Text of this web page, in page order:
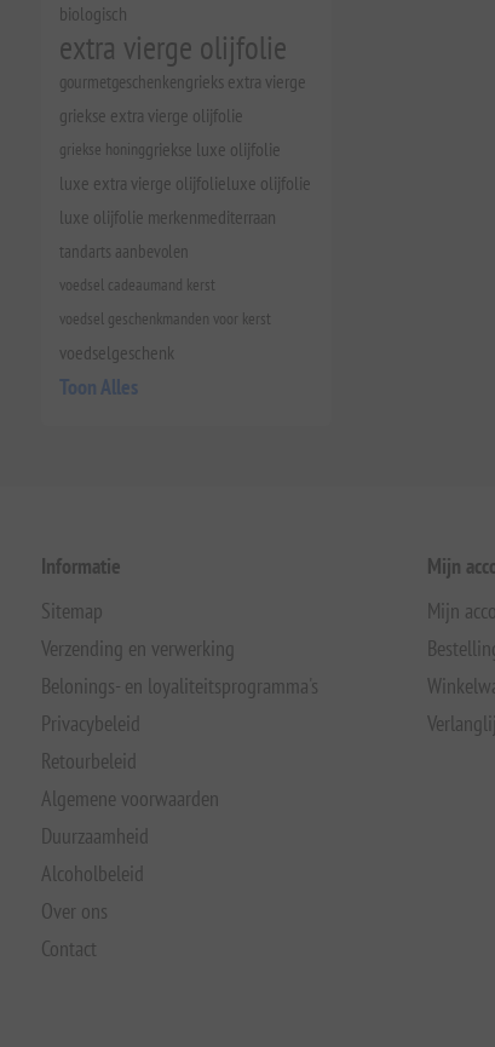
biologisch
extra vierge olijfolie
gourmetgeschenkengrieks extra vierge
griekse extra vierge olijfolie
griekse honinggriekse luxe olijfolie
luxe extra vierge olijfolieluxe olijfolie
luxe olijfolie merkenmediterraan
tandarts aanbevolen
voedsel cadeaumand kerst
voedsel geschenkmanden voor kerst
voedselgeschenk
Toon Alles
Informatie
Sitemap
Verzending en verwerking
Belonings- en loyaliteitsprogramma's
Privacybeleid
Retourbeleid
Algemene voorwaarden
Duurzaamheid
Alcoholbeleid
Over ons
Contact
Mijn
Mijn